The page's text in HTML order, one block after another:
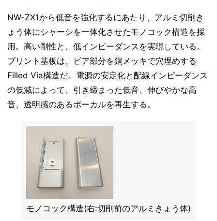
NW-ZX1から低音を強化するにあたり、アルミ切削き
ょう体にシャーシを一体化させたモノコック構造を採
用。高い剛性と、低インピーダンスを実現している。
プリント基板は、ビア部分を銅メッキで穴埋めする
Filled Via構造だ。電源の安定化と配線インピーダンス
の低減によって、引き締まった低音、伸びやかな高
音、透明感のあるボーカルを再生する。
モノコック構造(右:切削前のアルミきょう体)